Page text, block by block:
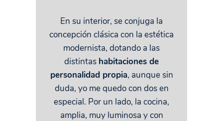
En su interior, se conjuga la
concepción clásica con la estética
modernista, dotando a las
distintas habitaciones de
personalidad propia, aunque sin
duda, yo me quedo con dos en
especial. Por un lado, la cocina,
amplia, muy luminosa y con